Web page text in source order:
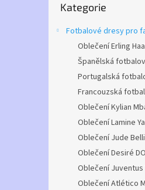
kategorie
Kategorie
Fotbalové dresy pro
Oblečení Erling
Španělská
Portugalská
Francouzská
Oblečení Kylian
Oblečení Lamine
Oblečení Jude
Oblečení Desiré
Oblečení Juventus
Oblečení Atlético